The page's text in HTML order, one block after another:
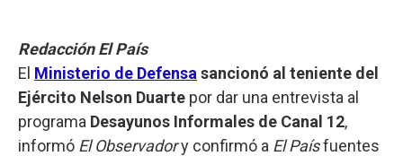
Redacción El País
El Ministerio de Defensa sancionó al teniente del
Ejército Nelson Duarte por dar una entrevista al
programa Desayunos Informales de Canal 12,
informó El Observadory confirmó a El Paísfuentes